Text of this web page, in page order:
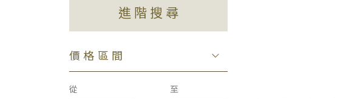
進階搜尋
價格區間
從 至